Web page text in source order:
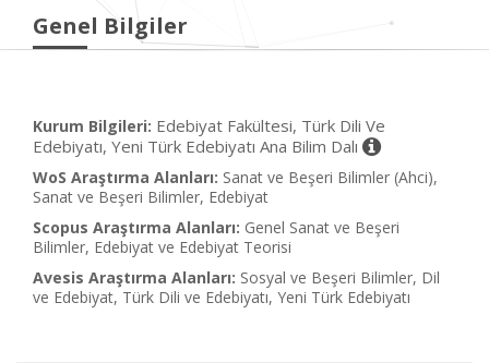
Genel Bilgiler
Kurum Bilgileri: Edebiyat Fakültesi, Türk Dili Ve
Edebiyatı, Yeni Türk Edebiyatı Ana Bilim Dalı
WoS Araştırma Alanları: Sanat ve Beşeri Bilimler (Ahci),
Sanat ve Beşeri Bilimler, Edebiyat
Scopus Araştırma Alanları: Genel Sanat ve Beşeri
Bilimler, Edebiyat ve Edebiyat Teorisi
Avesis Araştırma Alanları: Sosyal ve Beşeri Bilimler, Dil
ve Edebiyat, Türk Dili ve Edebiyatı, Yeni Türk Edebiyatı